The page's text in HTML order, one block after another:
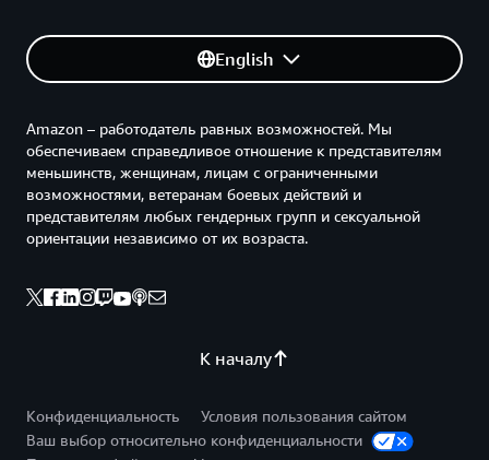
English
К началу
Amazon – работодатель равных возможностей. Мы
обеспечиваем справедливое отношение к представителям
меньшинств, женщинам, лицам с ограниченными
возможностями, ветеранам боевых действий и
представителям любых гендерных групп и сексуальной
ориентации независимо от их возраста.
Конфиденциальность
Условия пользования сайтом
Ваш выбор относительно конфиденциальности